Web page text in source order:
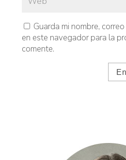
Guarda mi nombre,
en este navegador para la
comente.